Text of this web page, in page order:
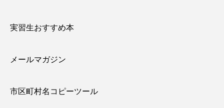
実習生おすすめ本
メールマガジン
市区町村名コピーツール